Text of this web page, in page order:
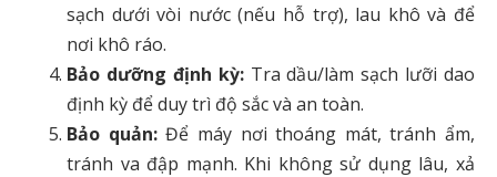
sạch dưới vòi nước (nếu hỗ trợ), lau khô và để
nơi khô ráo.
Bảo dưỡng định kỳ:Tra dầu/làm sạch lưỡi dao
định kỳ để duy trì độ sắc và an toàn.
Bảo quản:Để máy nơi thoáng mát, tránh ẩm,
tránh va đập mạnh. Khi không sử dụng lâu, xả